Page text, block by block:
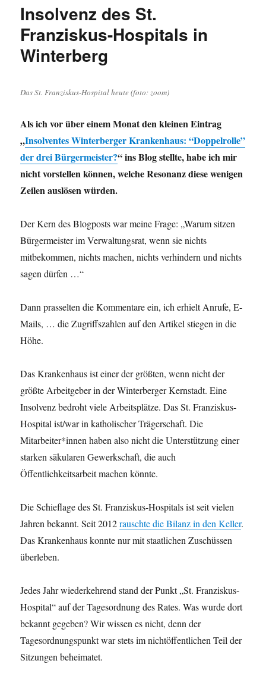
Thema
„Krankenhaus
in
Antwort
Insolvenz des St.
Franziskus-Hospitals in
Winterberg
Das St. Franziskus-Hospital heute (foto: zoom)
Als ich vor über einem Monat den kleinen Eintrag
„Insolventes Winterberger Krankenhaus: “Doppelrolle”
der drei Bürgermeister?“ ins Blog stellte, habe ich mir
nicht vorstellen können, welche Resonanz diese wenigen
Zeilen auslösen würden.
Der Kern des Blogposts war meine Frage: „Warum sitzen
Bürgermeister im Verwaltungsrat, wenn sie nichts
mitbekommen, nichts machen, nichts verhindern und nichts
sagen dürfen …“
Dann prasselten die Kommentare ein, ich erhielt Anrufe, E-
Mails, … die Zugriffszahlen auf den Artikel stiegen in die
Höhe.
Das Krankenhaus ist einer der größten, wenn nicht der
größte Arbeitgeber in der Winterberger Kernstadt. Eine
Insolvenz bedroht viele Arbeitsplätze. Das St. Franziskus-
Hospital ist/war in katholischer Trägerschaft. Die
Mitarbeiter*innen haben also nicht die Unterstützung einer
starken säkularen Gewerkschaft, die auch
Öffentlichkeitsarbeit machen könnte.
Die Schieflage des St. Franziskus-Hospitals ist seit vielen
Jahren bekannt. Seit 2012rauschte die Bilanz in den Keller.
Das Krankenhaus konnte nur mit staatlichen Zuschüssen
überleben.
Jedes Jahr wiederkehrend stand der Punkt „St. Franziskus-
Hospital“ auf der Tagesordnung des Rates. Was wurde dort
bekannt gegeben? Wir wissen es nicht, denn der
Tagesordnungspunkt war stets im nichtöffentlichen Teil der
Sitzungen beheimatet.